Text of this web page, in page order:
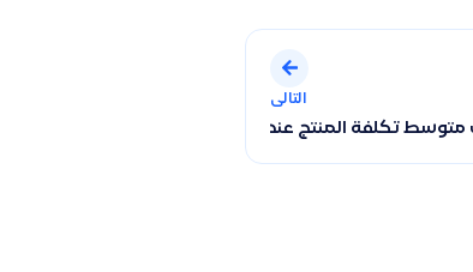
المنتج
التالى
تكلفة المنتج عند جرد المخزون وكيفية تعديلها